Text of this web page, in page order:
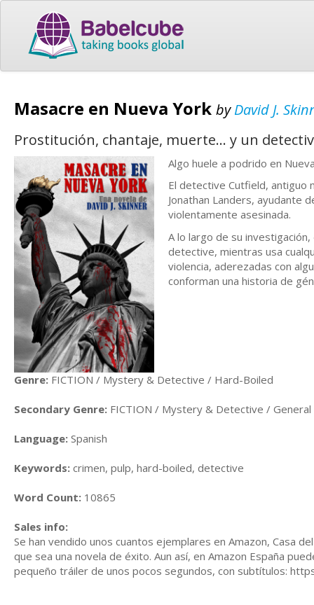
Masacre en Nueva York byDavid J.
Prostitución, chantaje, muerte... y un
Algo huele a podrido en
El detective Cutfield, antiguo
Jonathan Landers, ayudante
violentamente asesinada.
A lo largo de su
detective, mientras usa
violencia, aderezadas con
conforman una historia de
Genre: FICTION / Mystery & Detective / Hard-Boiled
Secondary Genre: FICTION / Mystery & Detective / General
Language: Spanish
Keywords: crimen, pulp, hard-boiled, detective
Word Count: 10865
Sales info:
Se han vendido unos cuantos ejemplares en Amazon, Casa
que sea una novela de éxito. Aun así, en Amazon España
pequeño tráiler de unos pocos segundos, con subtítulos: